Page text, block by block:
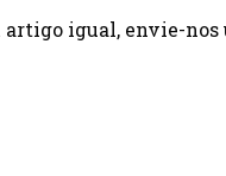
igual, envie-